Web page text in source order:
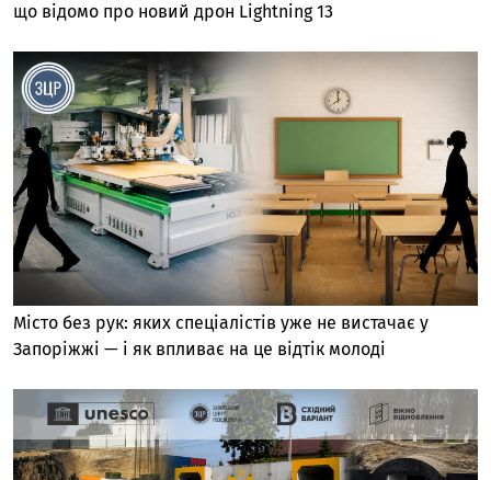
що відомо про новий дрон Lightning 13
Місто без рук: яких спеціалістів уже не вистачає у
Запоріжжі — і як впливає на це відтік молоді